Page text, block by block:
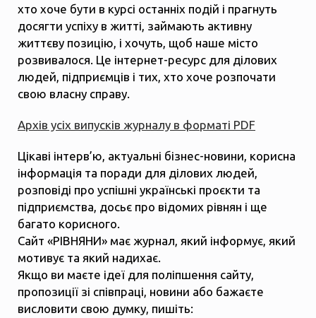
хто хоче бути в курсі останніх подій і прагнуть
досягти успіху в житті, займають активну
життєву позицію, і хочуть, щоб наше місто
розвивалося. Це інтернет-ресурс для ділових
людей, підприємців і тих, хто хоче розпочати
свою власну справу.
Архів усіх випусків журналу в форматі PDF
Цікаві інтерв’ю, актуальні бізнес-новини, корисна
інформація та поради для ділових людей,
розповіді про успішні українські проєкти та
підприємства, досьє про відомих рівнян і ще
багато корисного.
Сайт «РІВНЯНИ» має журнал, який інформує, який
мотивує та який надихає.
Якщо ви маєте ідеї для поліпшення сайту,
пропозиції зі співпраці, новини або бажаєте
висловити свою думку, пишіть: